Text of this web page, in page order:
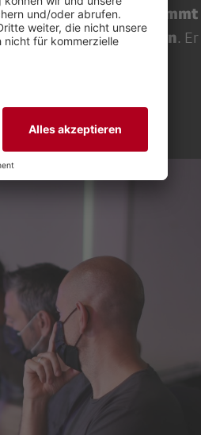
, sondern
nimmt
Expertinnen aufs Korn. Er
wie die Fussball-
Witz.